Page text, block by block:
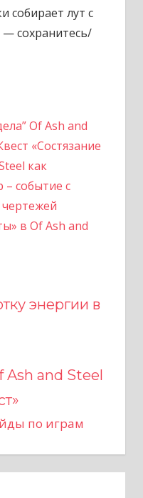
собирает лут с
— сохранитесь/
Of Ash and
«Состязание
как
– событие с
в Of Ash and
энергии в
Ash and Steel
по играм